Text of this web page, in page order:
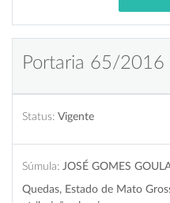
Portaria 65/2016
Status: Vigente
Súmula: JOSÉ GOMES
Quedas, Estado de Mato